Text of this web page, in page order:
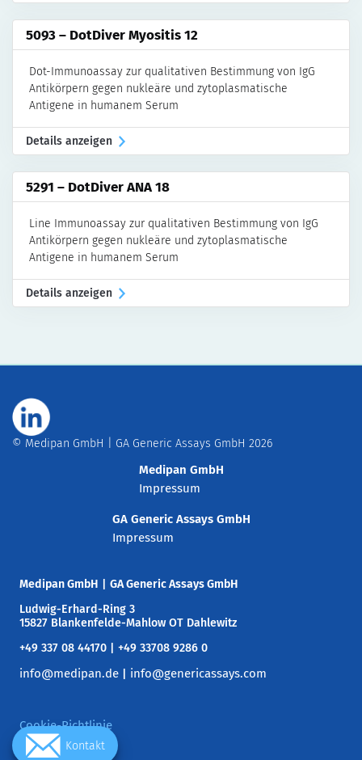
5093 – DotDiver Myositis 12
Dot-Immunoassay zur qualitativen Bestimmung von IgG
Antikörpern gegen nukleäre und zytoplasmatische
Antigene in humanem Serum
Details anzeigen
5291 – DotDiver ANA 18
Line Immunoassay zur qualitativen Bestimmung von IgG
Antikörpern gegen nukleäre und zytoplasmatische
Antigene in humanem Serum
Details anzeigen
Medipan GmbH
GA Generic Assays GmbH
Ludwig-Erhard-Ring 3
15827 Blankenfelde-Mahlow OT Dahlewitz
+49 337 08 44170 | +49 33708 9286 0
info@medipan.de info@genericassays.com
Cookie-Richtlinie
Medipan GmbH
Impressum
GA Generic Assays GmbH
Impressum
© Medipan GmbH | GA Generic Assays GmbH 2026
Kontakt